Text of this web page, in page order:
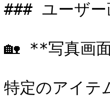
### ユーザー
🏡 **写真画
特定のアイテ